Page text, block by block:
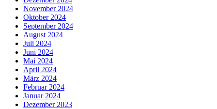
November 2024
Oktober 2024
September 2024
August 2024
Juli 2024
Juni 2024
Mai 2024
April 2024
März 2024
Februar 2024
Januar 2024
Dezember 2023